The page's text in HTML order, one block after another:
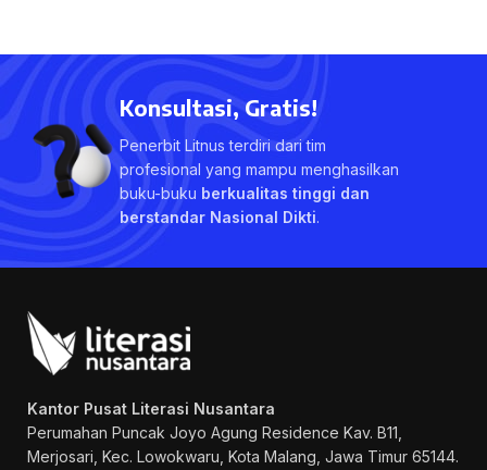
Konsultasi, Gratis!
Penerbit Litnus terdiri dari tim
profesional yang mampu menghasilkan
buku-buku berkualitas tinggi dan
berstandar Nasional Dikti.
Kantor Pusat Literasi Nusantara
Perumahan Puncak Joyo Agung Residence Kav. B11,
Merjosari, Kec. Lowokwaru, Kota Malang, Jawa Timur 65144.